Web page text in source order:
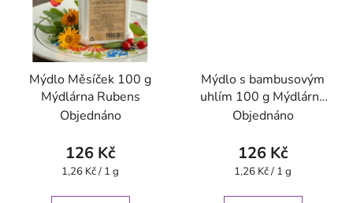
Mýdlo Měsíček 100 g
Mýdlárna Rubens
Objednáno
126 Kč
Měrná
1,26 Kč / 1 g
Mýdlo s bambusovým
uhlím 100 g Mýdlárna
Rubens
Objednáno
126 Kč
Měrná
1,26 Kč / 1 g